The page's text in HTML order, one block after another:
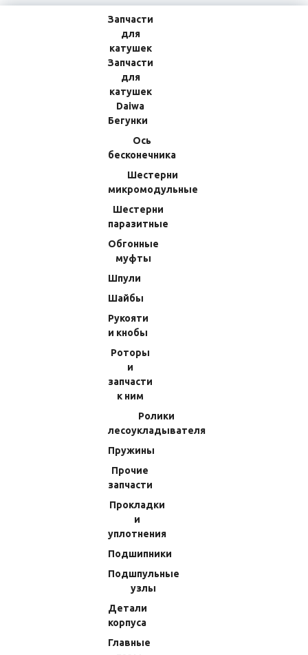
КОРЗИНА
Ваша корзина пуста
Товаров в корзине
0.00 RUBПерейти в корзину
Оформить заказ
Кноб рукояти Daiwa SLP Works RCS I-Shaped ZAION Handle Knob
Категории товаров
Запчасти для катушек Daiwa
Шестерни микромодульные
Шестерни паразитные
Роторы и запчасти к ним
Ролики лесоукладывателя
Прокладки и уплотнения
Запчасти
для
катушек
Запчасти
для
катушек
Daiwa
Бегунки
Ось
бесконечника
Шестерни
микромодульные
Шестерни
паразитные
Обгонные
муфты
Шпули
Шайбы
Рукояти
и кнобы
Роторы
и
запчасти
к ним
Ролики
лесоукладывателя
Пружины
Прочие
запчасти
Прокладки
и
уплотнения
Подшипники
Подшпульные
узлы
Детали
корпуса
Главные